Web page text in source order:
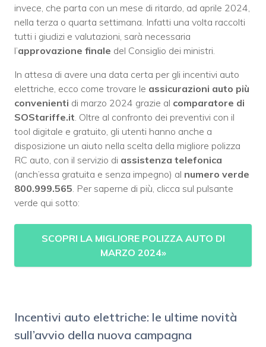
invece, che parta con un mese di ritardo, ad aprile 2024,
nella terza o quarta settimana. Infatti una volta raccolti
tutti i giudizi e valutazioni, sarà necessaria
l’approvazione finale del Consiglio dei ministri.
In attesa di avere una data certa per gli incentivi auto
elettriche, ecco come trovare le assicurazioni auto più
convenienti di marzo 2024 grazie al comparatore di
SOStariffe.it . Oltre al confronto dei preventivi con il
tool digitale e gratuito, gli utenti hanno anche a
disposizione un aiuto nella scelta della migliore polizza
RC auto, con il servizio di assistenza telefonica
(anch’essa gratuita e senza impegno) al numero verde
800.999.565 Per saperne di più, clicca sul pulsante
verde qui sotto:
SCOPRI LA MIGLIORE POLIZZA AUTO DI
MARZO 2024»
Incentivi auto elettriche: le ultime novità
sull’avvio della nuova campagna